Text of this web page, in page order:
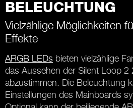
BELEUCHTUNG
Vielzählige Möglichkeiten
Effekte
ARGB LEDs bieten vielzählige
das Aussehen der Silent Loop 2
abzustimmen. Die Beleuchtung
Einstellungen des Mainboards